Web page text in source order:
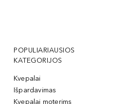
POPULIARIAUSIOS
KATEGORIJOS
Kvepalai
Išpardavimas
Kvepalai moterims